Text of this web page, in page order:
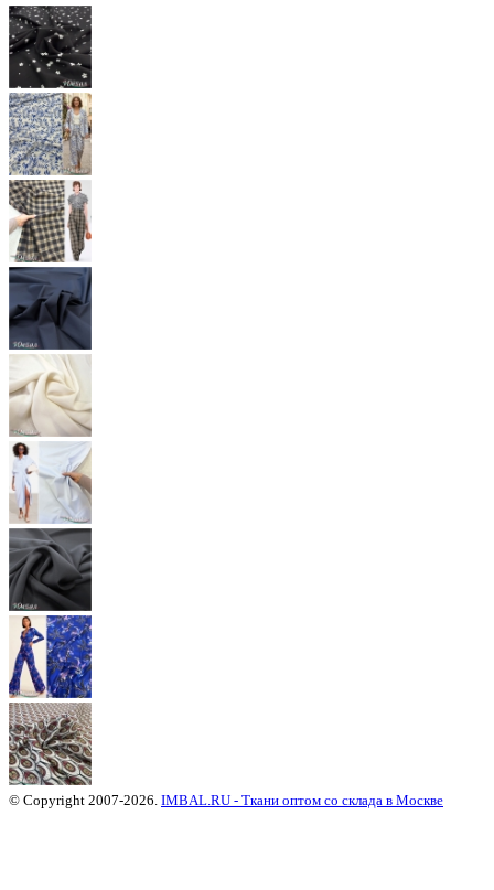
© Copyright 2007-2026. IMBAL.RU - Ткани оптом со склада в Москве